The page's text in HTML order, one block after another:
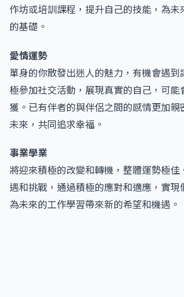
作坊或培訓課程，提升自己的技能，為未
的基礎。
愛情運勢
單身的你散發出迷人的魅力，有機會遇到
極參加社交活動，展現真實的自己，可能
獲。已有伴者的與伴侶之間的感情更加親
未來，共同追求幸福。
事業學業
將迎來積極的改變和轉機，整體運勢極佳
遇和挑戰，通過積極的應對和適應，實現
為未來的工作學習帶來新的希望和機遇。